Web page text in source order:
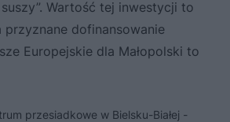
Wartość tej inwestycji to
przyznane dofinansowanie
Europejskie dla Małopolski to
przesiadkowe w Bielsku-Białej -